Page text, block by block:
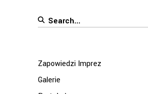
Search
Zapowiedzi Imprez
Galerie